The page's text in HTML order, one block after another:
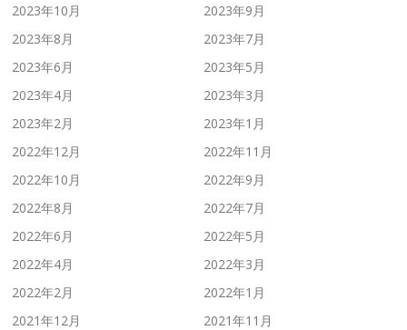
2023年10月
2023年9月
2023年8月
2023年7月
2023年6月
2023年5月
2023年4月
2023年3月
2023年2月
2023年1月
2022年12月
2022年11月
2022年10月
2022年9月
2022年8月
2022年7月
2022年6月
2022年5月
2022年4月
2022年3月
2022年2月
2022年1月
2021年12月
2021年11月